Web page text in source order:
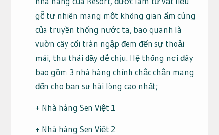
gỗ tự nhiên mang một không gian ấm cúng
của truyền thống nước ta, bao quanh là
vườn cây cối tràn ngập đem đến sự thoải
mái, thư thái đầy dễ chịu. Hệ thống nơi đây
bao gồm 3 nhà hàng chính chắc chắn mang
đến cho bạn sự hài lòng cao nhất;
+ Nhà hàng Sen Việt 1
+ Nhà hàng Sen Việt 2